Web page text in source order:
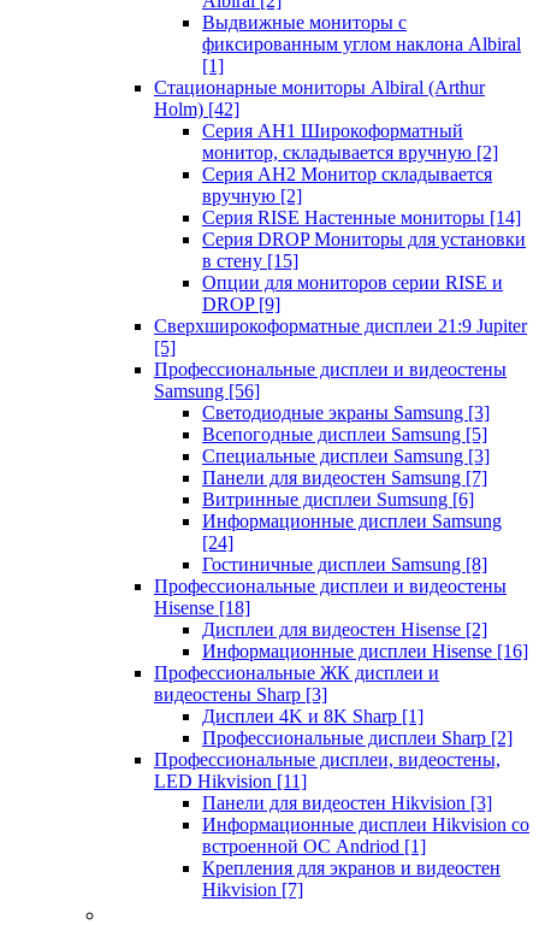
Выдвижные мониторы с
фиксированным углом наклона Albiral
[1]
Стационарные мониторы Albiral (Arthur
Holm) [42]
Серия AH1 Широкоформатный
монитор, складывается вручную [2]
Серия AH2 Монитор складывается
вручную [2]
Серия RISE Настенные мониторы [14]
Серия DROP Мониторы для установки
в стену [15]
Опции для мониторов серии RISE и
DROP [9]
Сверхширокоформатные дисплеи 21:9 Jupiter
[5]
Профессиональные дисплеи и видеостены
Samsung [56]
Светодиодные экраны Samsung [3]
Всепогодные дисплеи Samsung [5]
Специальные дисплеи Samsung [3]
Панели для видеостен Samsung [7]
Витринные дисплеи Sumsung [6]
Информационные дисплеи Samsung
[24]
Гостиничные дисплеи Samsung [8]
Профессиональные дисплеи и видеостены
Hisense [18]
Дисплеи для видеостен Hisense [2]
Информационные дисплеи Hisense [16]
Профессиональные ЖК дисплеи и
видеостены Sharp [3]
Дисплеи 4K и 8K Sharp [1]
Профессиональные дисплеи Sharp [2]
Профессиональные дисплеи, видеостены,
LED Hikvision [11]
Панели для видеостен Hikvision [3]
Информационные дисплеи Hikvision со
встроенной ОС Andriod [1]
Крепления для экранов и видеостен
Hikvision [7]